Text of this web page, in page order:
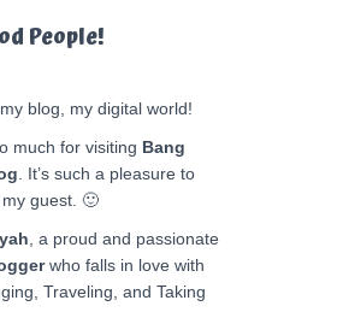
People!
blog, my digital world!
much for visiting Bang
. It’s such a pleasure to
guest. 🙂
, a proud and passionate
who falls in love with
Traveling, and Taking